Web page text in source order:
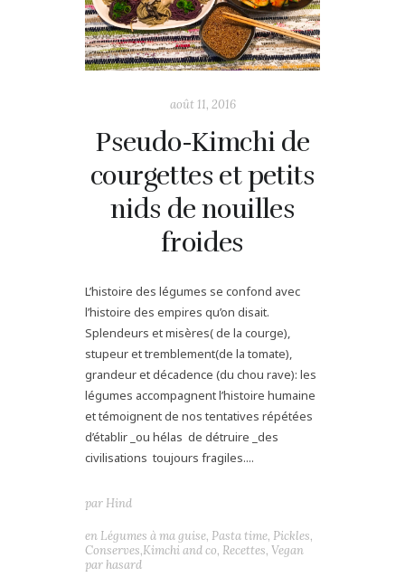
août 11, 2016
Pseudo-Kimchi de
courgettes et petits
nids de nouilles
froides
L’histoire des légumes se confond avec
l’histoire des empires qu’on disait.
Splendeurs et misères( de la courge),
stupeur et tremblement(de la tomate),
grandeur et décadence (du chou rave): les
légumes accompagnent l’histoire humaine
et témoignent de nos tentatives répétées
d’établir _ou hélas de détruire _des
civilisations toujours fragiles....
par Hind
en Légumes à ma guise, Pasta time, Pickles,
Conserves,Kimchi and co, Recettes, Vegan
par hasard